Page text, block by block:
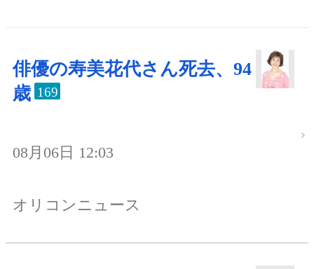
俳優の寿美花代さん死去、94
歳 169
08月06日 12:03
オリコンニュース